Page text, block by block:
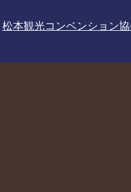
松本観光コンベンション